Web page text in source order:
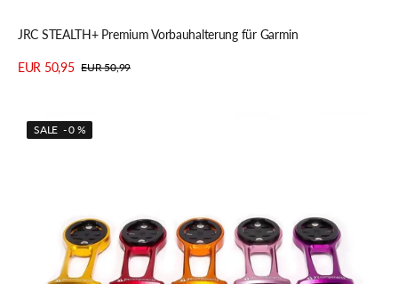
JRC STEALTH+ Premium Vorbauhalterung für Garmin
Verkaufspreis
EUR 50,95
Regulärer
EUR 50,99
JRC
Vorbauhalterung
SALE - 0 %